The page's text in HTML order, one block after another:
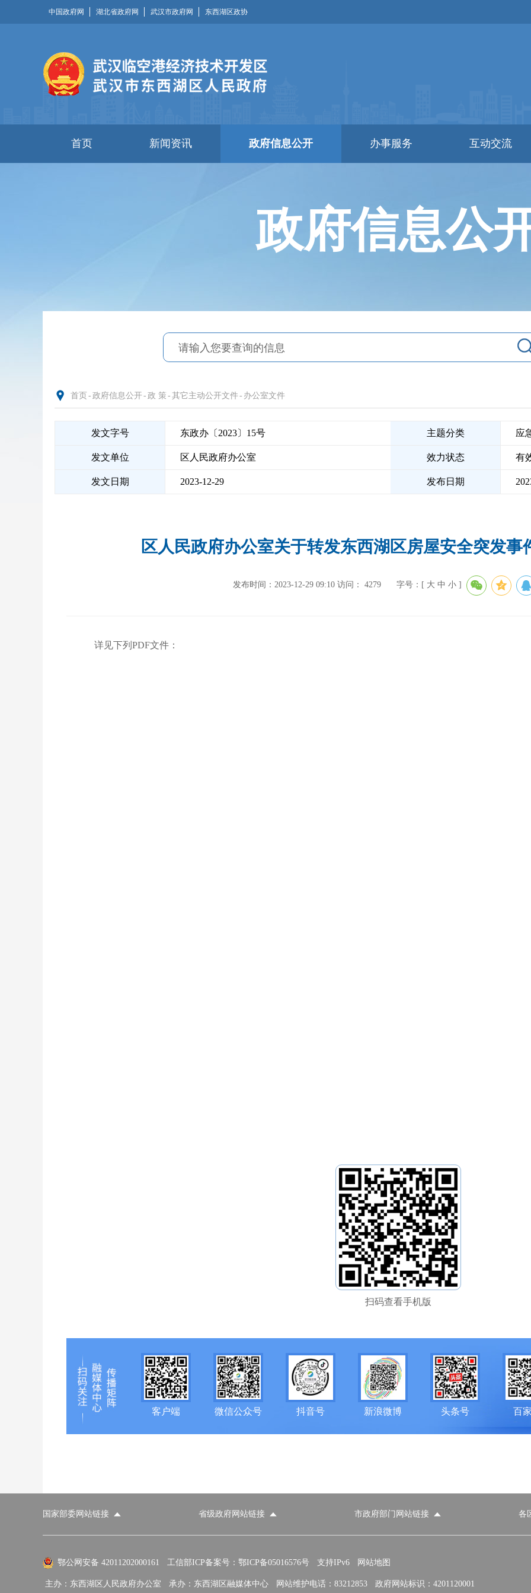
中国政府网 湖北省政府网 武汉市政府网 东西湖区政协
首页 新闻资讯 政府信息公开 办事服务 互动交流
政府信息公
首页 - 政府信息公开- 政 策 - 其它主动公开文件- 办公室文件
发文字号 东政办〔2023〕15号 主题分类 应
发文单位 区人民政府办公室 效力状态 有
发文日期 2023-12-29 发布日期
区人民政府办公室关于转发东西湖区房屋安全突发事
发布时间：2023-12-29 09:10 访问： 4279 字号：[ 大 中 小 ]
详见下列PDF文件：
扫码查看手机版
客户端 微信公众号 抖音号 新浪微博 头条号 百
国家部委网站链接 省级政府网站链接 市政府部门网站链接 各
国家部委网站 省级政府网站 市政府部门网站 各区政府部门网站 推荐访问网站
外交部 国防部 国家发展和改革委员会
鄂公网安备 42011202000161 工信部ICP备案号：鄂ICP备05016576号 支持IPv6 网站地图
主办：东西湖区人民政府办公室 承办：东西湖区融媒体中心 网站维护电话：83212853 政府网站标识：4201120001